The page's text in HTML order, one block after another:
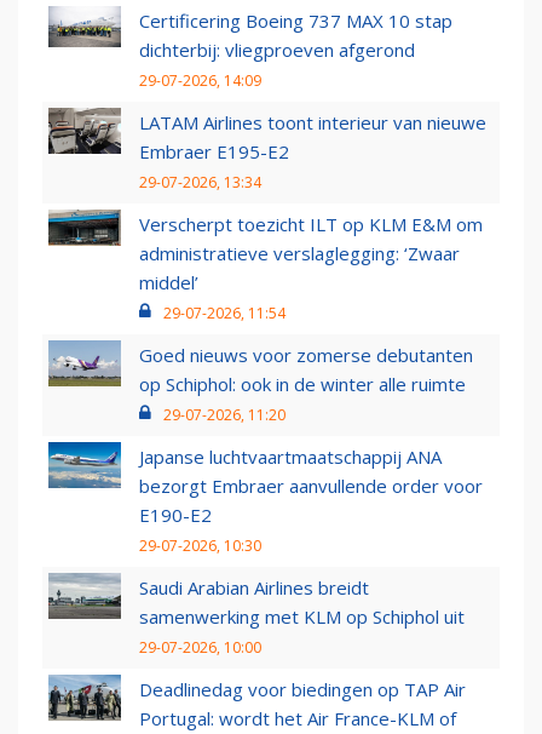
Certificering Boeing 737 MAX 10 stap
dichterbij: vliegproeven afgerond
29-07-2026, 14:09
LATAM Airlines toont interieur van nieuwe
Embraer E195-E2
29-07-2026, 13:34
Verscherpt toezicht ILT op KLM E&M om
administratieve verslaglegging: ‘Zwaar
middel’
29-07-2026, 11:54
Goed nieuws voor zomerse debutanten
op Schiphol: ook in de winter alle ruimte
29-07-2026, 11:20
Japanse luchtvaartmaatschappij ANA
bezorgt Embraer aanvullende order voor
E190-E2
29-07-2026, 10:30
Saudi Arabian Airlines breidt
samenwerking met KLM op Schiphol uit
29-07-2026, 10:00
Deadlinedag voor biedingen op TAP Air
Portugal: wordt het Air France-KLM of